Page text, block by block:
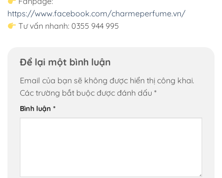
https://www.facebook.com/charmeperfume.vn/
Tư vấn nhanh: 0355 944 995
Để lại một bình luận
Email của bạn sẽ không được hiển thị công khai.
Các trường bắt buộc được đánh dấu *
Bình luận *